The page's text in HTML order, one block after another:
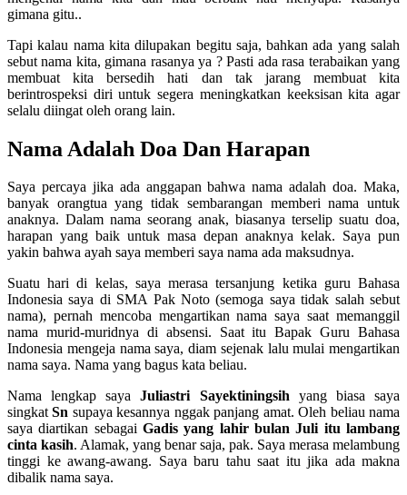
gimana gitu..
Tapi kalau nama kita dilupakan begitu saja, bahkan ada yang salah
sebut nama kita, gimana rasanya ya ? Pasti ada rasa terabaikan yang
membuat kita bersedih hati dan tak jarang membuat kita
berintrospeksi diri untuk segera meningkatkan keeksisan kita agar
selalu diingat oleh orang lain.
Nama Adalah Doa Dan Harapan
Saya percaya jika ada anggapan bahwa nama adalah doa. Maka,
banyak orangtua yang tidak sembarangan memberi nama untuk
anaknya. Dalam nama seorang anak, biasanya terselip suatu doa,
harapan yang baik untuk masa depan anaknya kelak. Saya pun
yakin bahwa ayah saya memberi saya nama ada maksudnya.
Suatu hari di kelas, saya merasa tersanjung ketika guru Bahasa
Indonesia saya di SMA Pak Noto (semoga saya tidak salah sebut
nama), pernah mencoba mengartikan nama saya saat memanggil
nama murid-muridnya di absensi. Saat itu Bapak Guru Bahasa
Indonesia mengeja nama saya, diam sejenak lalu mulai mengartikan
nama saya. Nama yang bagus kata beliau.
Nama lengkap sayaJuliastri Sayektiningsihyang biasa saya
singkatSn supaya kesannya nggak panjang amat. Oleh beliau nama
saya diartikan sebagai Gadis yang lahir bulan Juli itu lambang
cinta kasih. Alamak, yang benar saja, pak. Saya merasa melambung
tinggi ke awang-awang. Saya baru tahu saat itu jika ada makna
dibalik nama saya.